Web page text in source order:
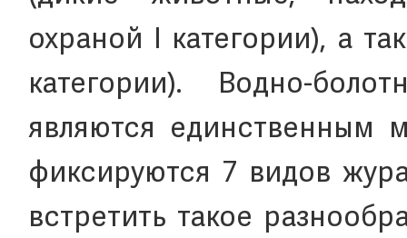
охраной I категории), а
категории). Водно-
являются единственным
фиксируются 7 видов
встретить такое